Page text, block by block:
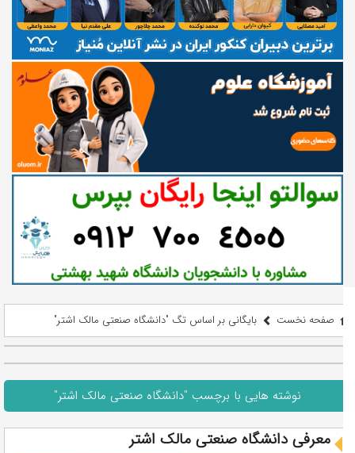
صفحه نخست بایگانی بر اساس تگ "دانشگاه صنعتی مالک اشتر"
نوشته هایی با برچسب "دانشگاه صنعتی مالک اشتر"
معرفی دانشگاه صنعتی مالک اشتر